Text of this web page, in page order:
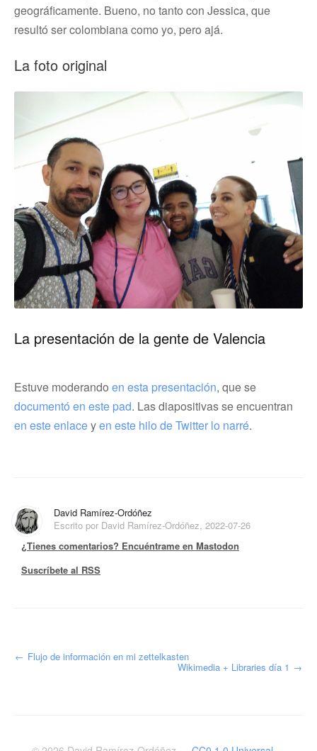
geográficamente. Bueno, no tanto con Jessica, que
resultó ser colombiana como yo, pero ajá.
La foto original
La presentación de la gente de Valencia
Estuve moderando en esta presentación, que se
documentó en este pad. Las diapositivas se encuentran
en este enlaceyen este hilo de Twitter lo narré.
David Ramírez-Ordóñez
Escrito por David Ramírez-Ordóñez, 2022-07-26
¿Tienes comentarios? Encuéntrame en Mastodon
Suscríbete al RSS
← Flujo de información en mi zettelkasten
Wikimedia + Libraries día 1 →